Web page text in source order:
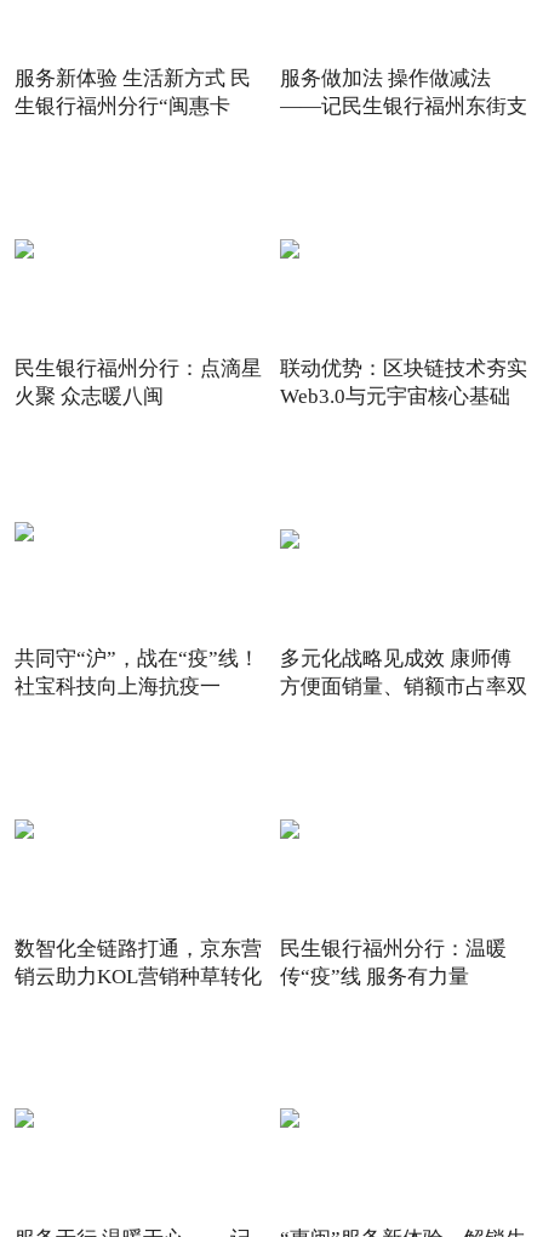
服务新体验 生活新方式 民
生银行福州分行“闽惠卡
服务做加法 操作做减法
——记民生银行福州东街支
民生银行福州分行：点滴星
火聚 众志暖八闽
联动优势：区块链技术夯实
Web3.0与元宇宙核心基础
共同守“沪”，战在“疫”线！
社宝科技向上海抗疫一
多元化战略见成效 康师傅
方便面销量、销额市占率双
数智化全链路打通，京东营
销云助力KOL营销种草转化
民生银行福州分行：温暖
传“疫”线 服务有力量